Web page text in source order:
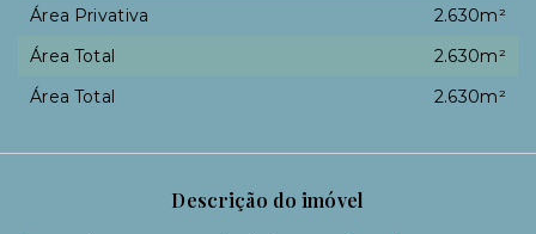
Descrição do imóvel
Área Privativa
2.630m²
Área Total
2.630m²
Área Total
2.630m²